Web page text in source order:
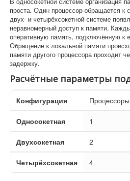
проста. Один процессор обращается
двух- и четырёхсокетной системе
неравномерный доступ к памяти.
оперативную память, подключённую к
Обращение к локальной памяти
памяти другого процессора проходит
задержку.
Расчётные параметры
Конфигурация Процессоры
Односокетная 1
Двухсокетная 2
Четырёхсокетная 4